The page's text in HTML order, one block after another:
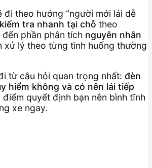
đi theo hướng “người mới lái dễ
kiểm tra nhanh tại chỗ theo
phần phân tích nguyên nhân
xử lý theo từng tình huống thường
từ câu hỏi quan trọng nhất: đèn
hiểm không và có nên lái tiếp
quyết định bạn nên bình tĩnh
xe ngay.